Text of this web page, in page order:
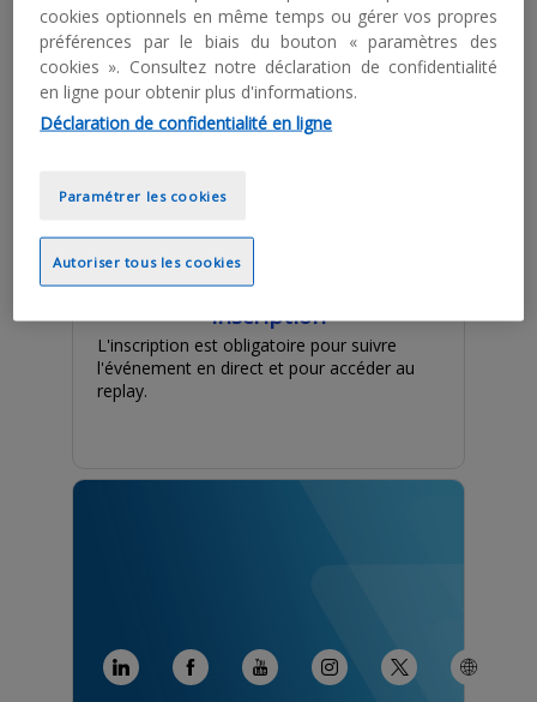
Inscription
L'inscription est obligatoire pour suivre
l'événement en direct et pour accéder au
replay.
cookies optionnels en même temps ou gérer vos propres
préférences par le biais du bouton « paramètres des
cookies ». Consultez notre déclaration de confidentialité
en ligne pour obtenir plus d'informations.
Déclaration de confidentialité en ligne
Autoriser tous les cookies
Paramétrer les cookies